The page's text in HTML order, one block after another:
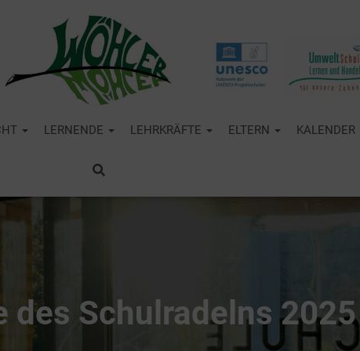
LERNENDE LEHRKRÄFTE ELTERN KALENDER
des Schulradelns 2025